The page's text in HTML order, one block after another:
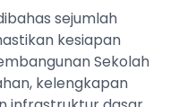
sejumlah
kesiapan
Sekolah
kelengkapan